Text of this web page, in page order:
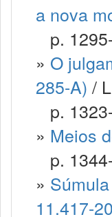
a nova
p.
» O
285-A) /
p.
» Meios
p.
»
11.417-